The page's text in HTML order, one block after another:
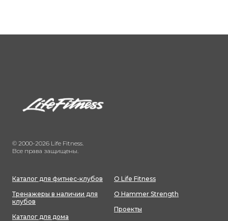
© 2000-2026 Life Fitness.
Все права защищены.
Каталог для фитнес-клубов
Тренажеры в наличии для
клубов
Каталог для дома
О Life Fitness
О Hammer Strength
Проекты